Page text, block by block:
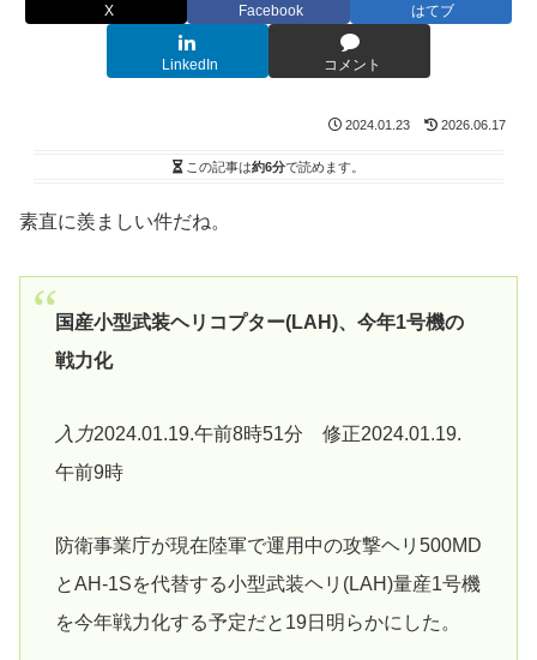
X Facebook はてブ
LinkedIn コメント
2024.01.23 2026.06.17
この記事は約6分で読めます。
素直に羨ましい件だね。
国産小型武装ヘリコプター(LAH)、今年1号機の
戦力化
入力2024.01.19.午前8時51分 修正2024.01.19.
午前9時
防衛事業庁が現在陸軍で運用中の攻撃ヘリ500MD
とAH-1Sを代替する小型武装ヘリ(LAH)量産1号機
を今年戦力化する予定だと19日明らかにした。